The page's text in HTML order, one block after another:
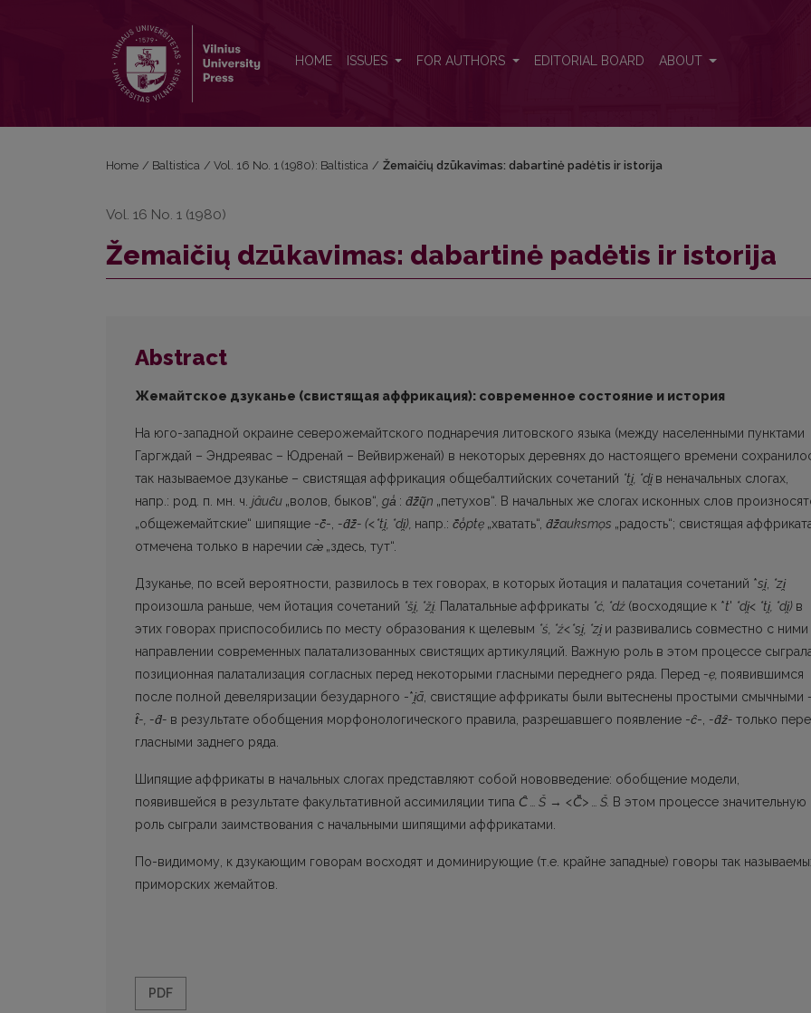
HOME ISSUES FOR AUTHORS EDITORIAL BOARD ABOUT
Home / Baltistica / Vol. 16 No. 1 (1980): Baltistica / Žemaičių dzūkavimas: dabartinė padėtis ir istorija
Vol. 16 No. 1 (1980)
Žemaičių dzūkavimas: dabartinė padėtis ir istorija
Abstract
Жемайтское дзуканье (свистящая аффрикация): современное состояние и история
На юго-западной окраине северожемайтского поднаречия литовского языка (между населенными пунктами
Гаргждай – Эндреявас – Юдренай – Вейвирженай) в некото­рых деревнях до настоящего времени
так называемое дзуканье – свистящая аффрикация общебалтийских сочетаний *ti̯, *di̯в неначальных слогах,
напр.: род. п. мн. ч. jâuc̑u „волов, быков“, ga : d̑ž̑ų̃n „петухов“. В начальных же слогах исконных слов
„общежемайтские“ шипящие -č-, -d̑ž̑- (<*ti̯, *di̯), напр.: č̑ọ̾ptẹ „хватать“, d̑ž̑auksmọs „радость“; свистящая
отмечена только в наречии сæ̀ „здесь, тут“.
Дзуканье, по всей вероятности, развилось в тех говорах, в которых йотация и палатация сочетаний *si, *zi
произошла раньше, чем йотация сочетаний *ši̯, *ži̯. Палатальные аффрикаты *ć, *dź (восходящие к *t' *di̯< *ti̯, *di̯) в
этих говорах приспособились по месту обра­зования к щелевым *ś, *ź<*si̯, *zi̯и развивались совместно с ними
направлении современных палатализованных свистящих артикуляций. Важную роль в этом процессе
позиционная палатализация согласных перед некоторыми гласными переднего ряда. Перед -ẹ, появившимся
после полной девеляризации безударного -*i̯ā, свистящие аффрикаты были вытеснены простыми смычными
t̑-, -d̑- в результате обобщения морфонологического правила, разрешавшего появление -c-, -d̑z̑- только
гласными заднего ряда.
Шипящие аффрикаты в начальных слогах представляют собой нововведение: обобщение модели,
появившейся в результате факультативной ассимиляции типа C̑ … Š → <Č̑> … Š. В этом процессе значительную
роль сыграли заимствования с начальными шипящими аффрикатами.
По-видимому, к дзукающим говорам восходят и доминирующие (т.е. крайне запад­ные) говоры так
приморских жемайтов.
PDF